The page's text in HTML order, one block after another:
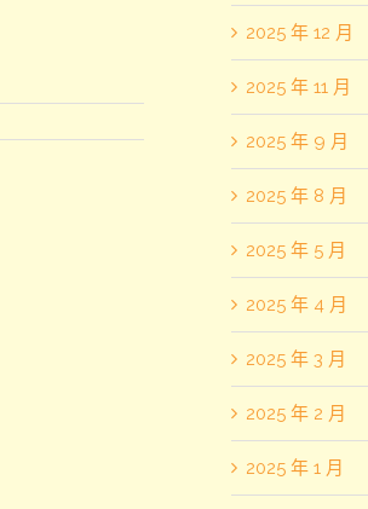
2025 年 12 月
2025 年 11 月
2025 年 9 月
2025 年 8 月
2025 年 5 月
2025 年 4 月
2025 年 3 月
2025 年 2 月
2025 年 1 月